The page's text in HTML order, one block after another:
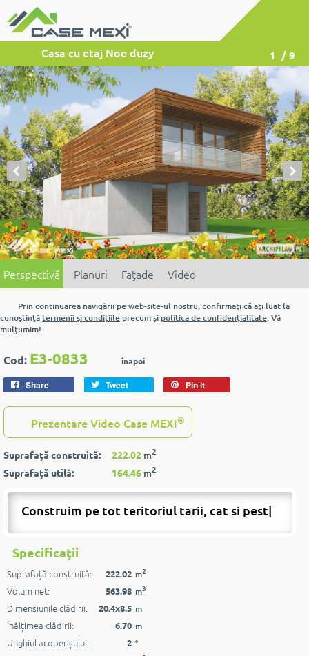
Casa cu etaj Noe duzy 1 / 9
Perspectivă Planuri Faţade Video
Prin continuarea navigării pe web-site-ul nostru, confirmaţi că aţi luat la
cunoştinţătermenii şi condiţiile precum şi politica de confidenţialitate. Vă
mulţumim!
Cod: E3-0833 înapoi
Share Tweet Pin it
Prezentare Video Case MEXI®
Suprafață construită: 222.02 m2
Suprafață utilă: 164.46 m2
Construim pe tot teritoriul tarii, cat si peste
Specificaţii
Suprafață construită: 222.02 m2
Volum net: 563.98 m3
Dimensiunile clădirii: 20.4x8.5 m
Înălțimea clădirii: 6.70 m
Unghiul acoperișului: 2